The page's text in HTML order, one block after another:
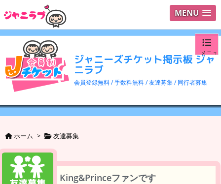
MENU
ジャニーズチケット掲示板 ジャ
ニラブ
会員登録無料 / 手数料無料 / 友達募集 / 同行者募集
メニュ
ログイ
ユーザ
ホーム > 友達募集
King&Princeファンです